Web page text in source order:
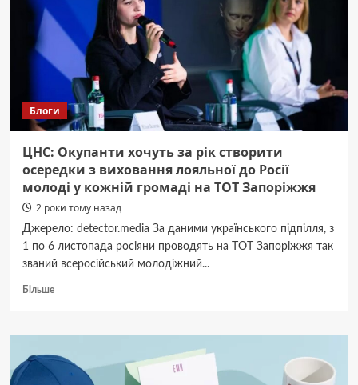
російському
полоні,
ІМІ
Блоги
ЦНС: Окупанти хочуть за рік створити
осередки з виховання лояльної до Росії
молоді у кожній громаді на ТОТ Запоріжжя
2 роки тому назад
Джерело: detector.media За даними українського підпілля, з
1 по 6 листопада росіяни проводять на ТОТ Запоріжжя так
званий всеросійський молодіжний...
БільшеДокладніше
Окупанти
за
рік